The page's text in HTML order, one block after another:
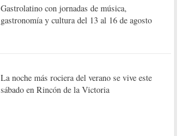
Gastrolatino con jornadas de música,
gastronomía y cultura del 13 al 16 de agosto
La noche más rociera del verano se vive este
sábado en Rincón de la Victoria